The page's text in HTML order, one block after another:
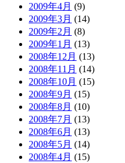
2009年4月 (9)
2009年3月 (14)
2009年2月 (8)
2009年1月 (13)
2008年12月 (13)
2008年11月 (14)
2008年10月 (15)
2008年9月 (15)
2008年8月 (10)
2008年7月 (13)
2008年6月 (13)
2008年5月 (14)
2008年4月 (15)